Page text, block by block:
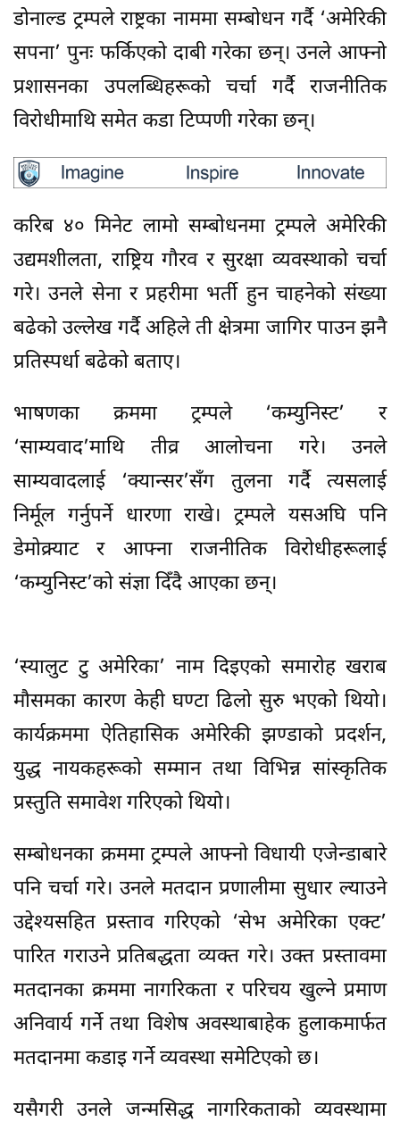
डोनाल्ड ट्रम्पले राष्ट्रका नाममा सम्बोधन गर्दै ‘अमेरिकी
सपना’ पुनः फर्किएको दाबी गरेका छन्। उनले आफ्नो
प्रशासनका उपलब्धिहरूको चर्चा गर्दै राजनीतिक
विरोधीमाथि समेत कडा टिप्पणी गरेका छन्।
करिब ४० मिनेट लामो सम्बोधनमा ट्रम्पले अमेरिकी
उद्यमशीलता, राष्ट्रिय गौरव र सुरक्षा व्यवस्थाको चर्चा
गरे। उनले सेना र प्रहरीमा भर्ती हुन चाहनेको संख्या
बढेको उल्लेख गर्दै अहिले ती क्षेत्रमा जागिर पाउन झनै
प्रतिस्पर्धा बढेको बताए।
भाषणका क्रममा ट्रम्पले ‘कम्युनिस्ट’ र
‘साम्यवाद’माथि तीव्र आलोचना गरे। उनले
साम्यवादलाई ‘क्यान्सर’सँग तुलना गर्दै त्यसलाई
निर्मूल गर्नुपर्ने धारणा राखे। ट्रम्पले यसअघि पनि
डेमोक्र्याट र आफ्ना राजनीतिक विरोधीहरूलाई
‘कम्युनिस्ट’को संज्ञा दिँदै आएका छन्।
‘स्यालुट टु अमेरिका’ नाम दिइएको समारोह खराब
मौसमका कारण केही घण्टा ढिलो सुरु भएको थियो।
कार्यक्रममा ऐतिहासिक अमेरिकी झण्डाको प्रदर्शन,
युद्ध नायकहरूको सम्मान तथा विभिन्न सांस्कृतिक
प्रस्तुति समावेश गरिएको थियो।
सम्बोधनका क्रममा ट्रम्पले आफ्नो विधायी एजेन्डाबारे
पनि चर्चा गरे। उनले मतदान प्रणालीमा सुधार ल्याउने
उद्देश्यसहित प्रस्ताव गरिएको ‘सेभ अमेरिका एक्ट’
पारित गराउने प्रतिबद्धता व्यक्त गरे। उक्त प्रस्तावमा
मतदानका क्रममा नागरिकता र परिचय खुल्ने प्रमाण
अनिवार्य गर्ने तथा विशेष अवस्थाबाहेक हुलाकमार्फत
मतदानमा कडाइ गर्ने व्यवस्था समेटिएको छ।
यसैगरी उनले जन्मसिद्ध नागरिकताको व्यवस्थामा